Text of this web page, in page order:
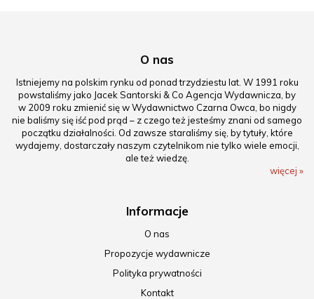
O nas
Istniejemy na polskim rynku od ponad trzydziestu lat. W 1991 roku
powstaliśmy jako Jacek Santorski & Co Agencja Wydawnicza, by
w 2009 roku zmienić się w Wydawnictwo Czarna Owca, bo nigdy
nie baliśmy się iść pod prąd – z czego też jesteśmy znani od samego
początku działalności. Od zawsze staraliśmy się, by tytuły, które
wydajemy, dostarczały naszym czytelnikom nie tylko wiele emocji,
ale też wiedzę.
więcej »
Informacje
O nas
Propozycje wydawnicze
Polityka prywatności
Kontakt